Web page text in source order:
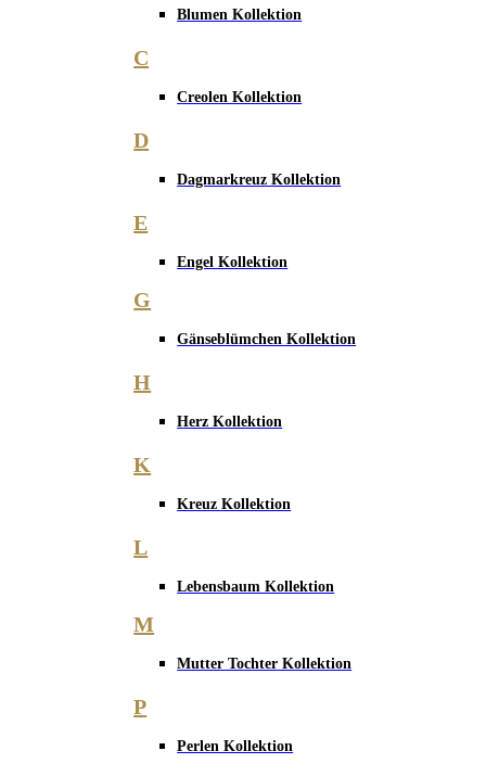
Blumen Kollektion
C
Creolen Kollektion
D
Dagmarkreuz Kollektion
E
Engel Kollektion
G
Gänseblümchen Kollektion
H
Herz Kollektion
K
Kreuz Kollektion
L
Lebensbaum Kollektion
M
Mutter Tochter Kollektion
P
Perlen Kollektion